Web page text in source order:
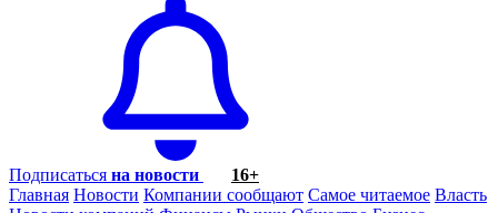
Подписаться на новости
16+
Главная Новости Компании сообщают Самое читаемое Власть